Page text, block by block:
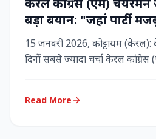
बड़ा बयान: "जहां पार्टी
बनी रहेगी" – LDF के साथ
15 जनवरी 2026, कोट्टायम (केरल):
दिनों सबसे ज्यादा चर्चा केरल
Read More